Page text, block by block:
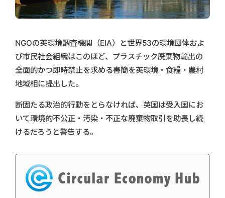
NGOの英環境調査機関（EIA）と世界53の環境団体およ
び市民社会組織はこのほど、プラスチック廃棄物輸出の
全面的かつ即時禁止を求める書簡を英環境・食糧・農村
地域相に提出した。
断固たる政治的行動をとらなければ、英国は受入国にお
いて環境的不公正・汚染・不正な廃棄物取引を助長し続
けるだろうと警告する。